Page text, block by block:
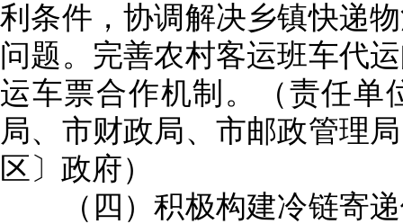
利条件，协调解决乡镇快递
问题。完善农村客运班车代
运车票合作机制。（责任单
局、市财政局、市邮政管理
区〕政府）
（四）积极构建冷链寄递